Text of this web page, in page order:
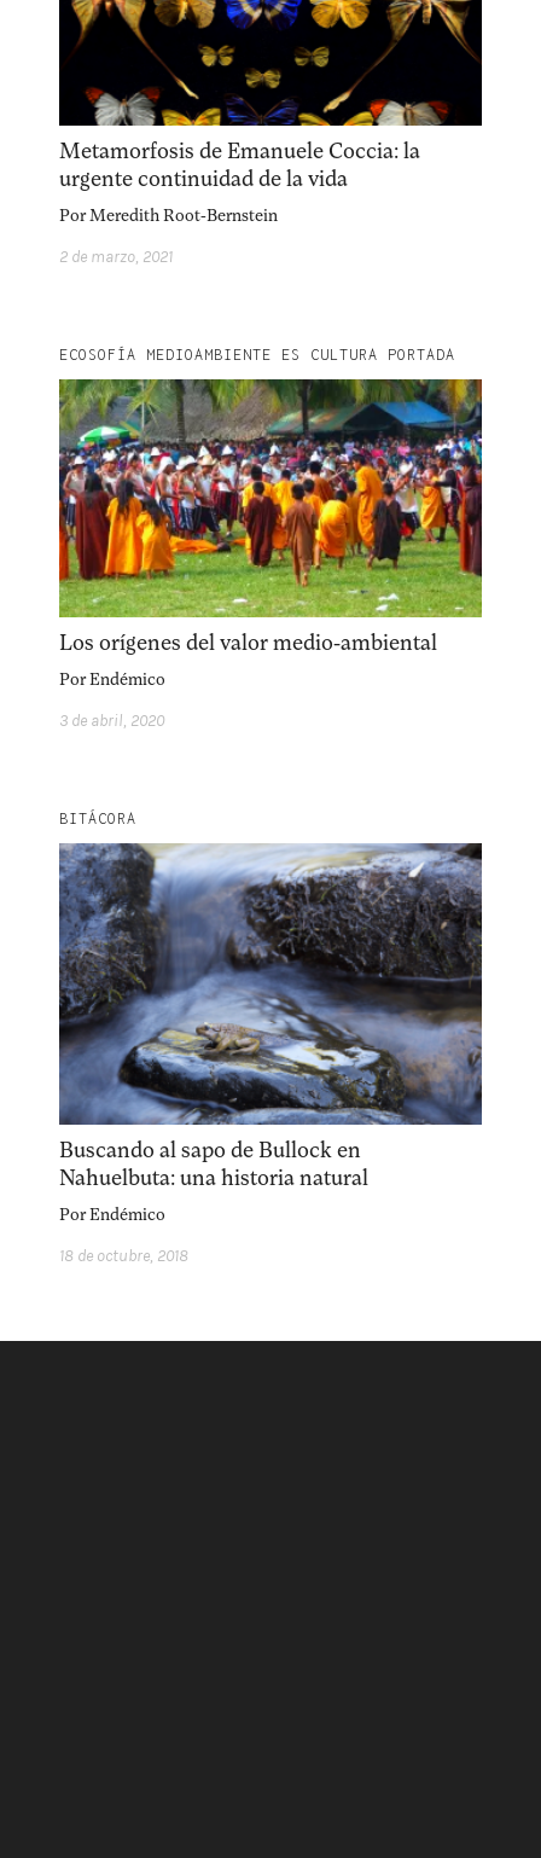
Metamorfosis de Emanuele Coccia: la
urgente continuidad de la vida
PorMeredith Root-Bernstein
2 de marzo, 2021
ECOSOFÍA MEDIOAMBIENTE ES CULTURA PORTADA
Los orígenes del valor medio-ambiental
PorEndémico
3 de abril, 2020
BITÁCORA
Buscando al sapo de Bullock en
Nahuelbuta: una historia natural
PorEndémico
18 de octubre, 2018